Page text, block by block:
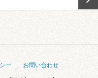
ー
お問い合わせ